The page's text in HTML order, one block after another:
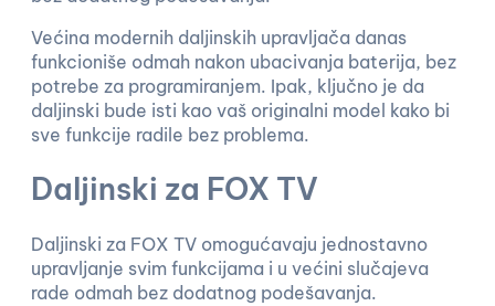
Većina modernih daljinskih upravljača danas
funkcioniše odmah nakon ubacivanja baterija, bez
potrebe za programiranjem. Ipak, ključno je da
daljinski bude isti kao vaš originalni model kako bi
sve funkcije radile bez problema.
Daljinski za FOX TV
Daljinski za FOX TV omogućavaju jednostavno
upravljanje svim funkcijama i u većini slučajeva
rade odmah bez dodatnog podešavanja.